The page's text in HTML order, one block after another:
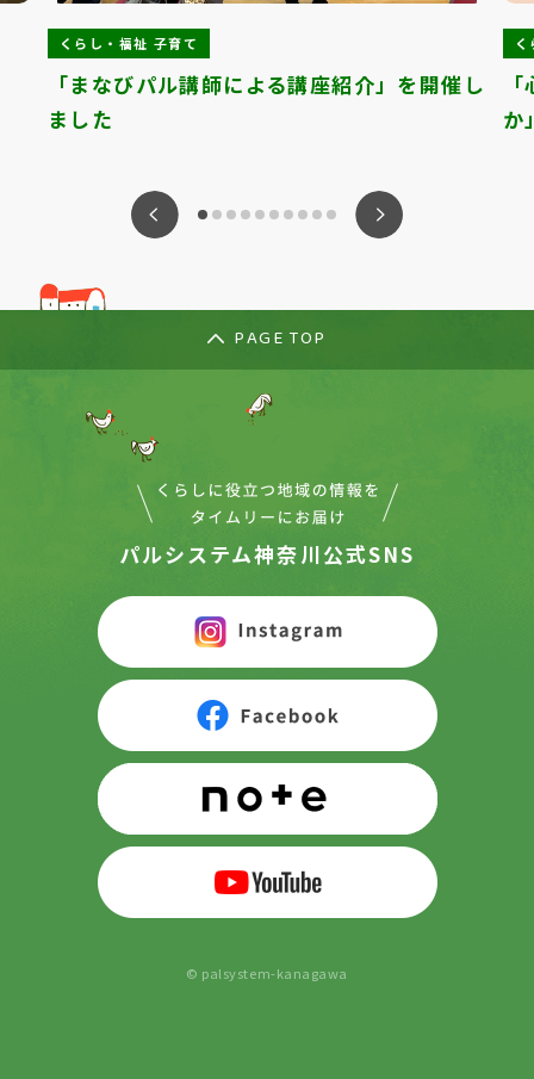
くらし・福祉 子育て
「まなびパル講師による講座紹介」を開催し
ました
か
PAGE TOP
パルシステム神奈川公式SNS
© palsystem-kanagawa